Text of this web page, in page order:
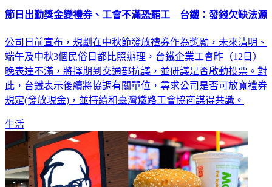
端午及中秋3個民俗日都比照辦理，台鐵企業工會昨（12日）
晚表達不滿，將擇期到交通部抗議，並研議是否啟動投票。對
此，台鐵表示後續將協調有關單位，尋求公司是否可放寬禮券
規定(發放現金)，並持續和臺灣鐵路工會協商謀得共識。